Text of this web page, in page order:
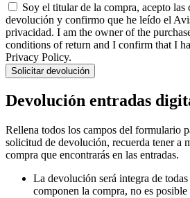
Soy el titular de la compra, acepto las
devolución y confirmo que he leído el
privacidad. I am the owner of the
conditions of return and I confirm that I
Privacy Policy.
Solicitar devolución
Devolución entradas
Rellena todos los campos del formulario
solicitud de devolución, recuerda tener a
compra que encontrarás en las entradas.
La devolución será integra de todas
componen la compra, no es